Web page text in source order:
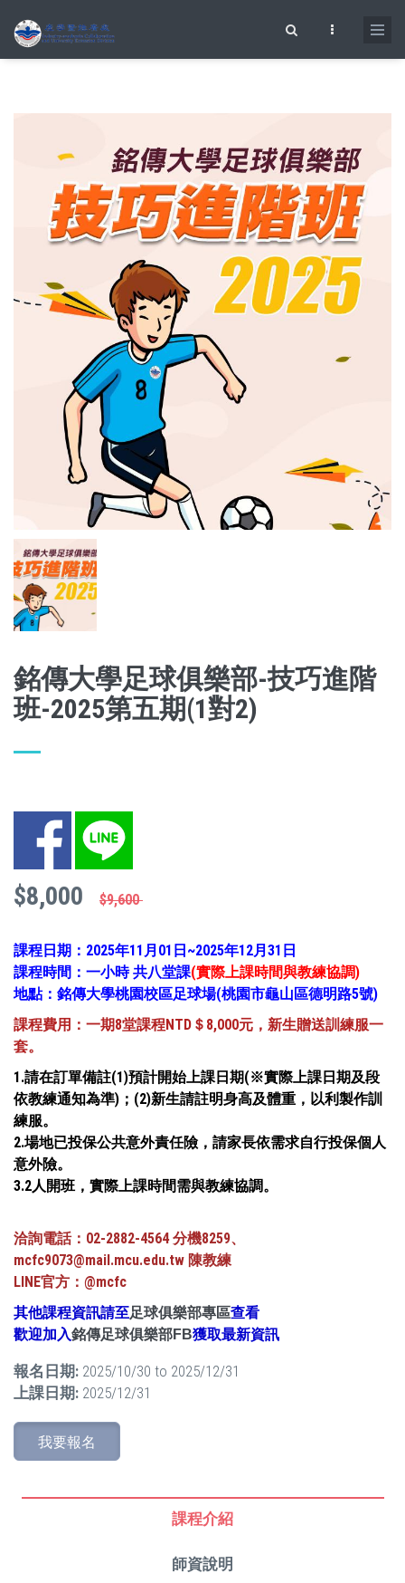
銘傳大學足球俱樂部-技巧進階
班-2025第五期(1對2)
Facebook LINE
$8,000 $9,600
課程日期：2025年11月01日~2025年12月31日
課程時間：一小時 共八堂課(實際上課時間與教練協調)
地點：銘傳大學桃園校區足球場(桃園市龜山區德明路5號)
課程費用：一期8堂課程NTD ＄8,000元，新生贈送訓練服一
套。
1.請在訂單備註(1)預計開始上課日期(※實際上課日期及段
依教練通知為準)；(2)新生請註明身高及體重，以利製作訓
練服。
2.場地已投保公共意外責任險，請家長依需求自行投保個人
意外險。
3.2人開班，實際上課時間需與教練協調。
洽詢電話：02-2882-4564 分機8259、
mcfc9073@mail.mcu.edu.tw 陳教練
LINE官方：@mcfc
其他課程資訊請至足球俱樂部專區查看
歡迎加入銘傳足球俱樂部FB獲取最新資訊
報名日期: 2025/10/30 to 2025/12/31
上課日期: 2025/12/31
我要報名
課程介紹
師資說明